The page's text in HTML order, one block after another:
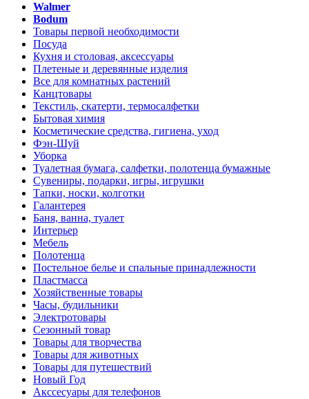
Walmer
Bodum
Товары первой необходимости
Посуда
Кухня и столовая, аксессуары
Плетеные и деревянные изделия
Все для комнатных растений
Канцтовары
Текстиль, скатерти, термосалфетки
Бытовая химия
Косметические средства, гигиена, уход
Фэн-Шуй
Уборка
Туалетная бумага, салфетки, полотенца бумажные
Сувениры, подарки, игры, игрушки
Тапки, носки, колготки
Галантерея
Баня, ванна, туалет
Интерьер
Мебель
Полотенца
Постельное белье и спальные принадлежности
Пластмасса
Хозяйственные товары
Часы, будильники
Электротовары
Сезонный товар
Товары для творчества
Товары для животных
Товары для путешествий
Новый Год
Акссесуары для телефонов